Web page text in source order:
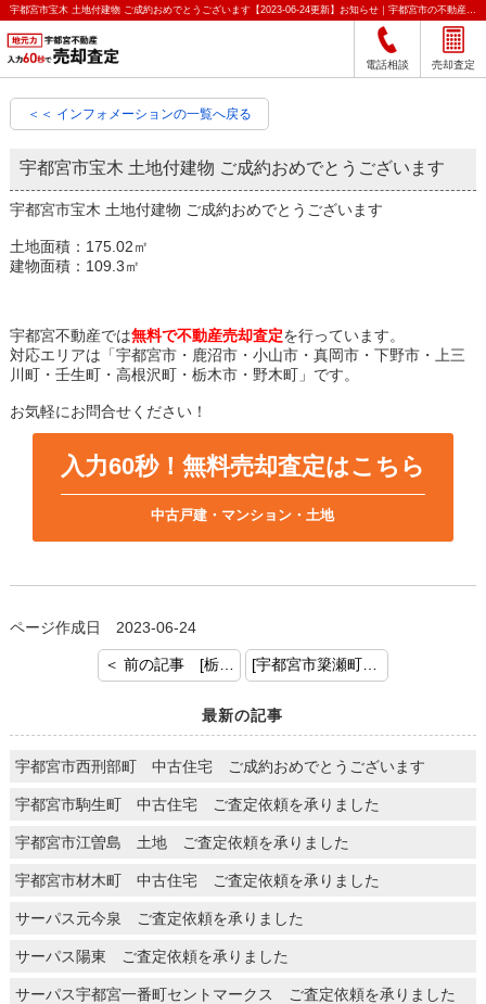
宇都宮市宝木 土地付建物 ご成約おめでとうございます【2023-06-24更新】お知らせ｜宇都宮市の不動産をクイック売却査定｜宇都宮不動産
電話相談 売却査定
＜＜ インフォメーションの一覧へ戻る
宇都宮市宝木 土地付建物 ご成約おめでとうございます
宇都宮市宝木 土地付建物 ご成約おめでとうございます
土地面積：175.02㎡
建物面積：109.3㎡
宇都宮不動産では無料で不動産売却査定を行っています。
対応エリアは「宇都宮市・鹿沼市・小山市・真岡市・下野市・上三
川町・壬生町・高根沢町・栃木市・野木町」です。
お気軽にお問合せください！
入力60秒！無料売却査定はこちら
中古戸建・マンション・土地
ページ作成日 2023-06-24
＜ 前の記事 [栃木市 土地建物 ご成約おめでとうございます] [宇都宮市簗瀬町 マンション ご売却のご依頼を頂きましてありがとうございます] 次の記事 ＞
最新の記事
宇都宮市西刑部町 中古住宅 ご成約おめでとうございます
宇都宮市駒生町 中古住宅 ご査定依頼を承りました
宇都宮市江曽島 土地 ご査定依頼を承りました
宇都宮市材木町 中古住宅 ご査定依頼を承りました
サーパス元今泉 ご査定依頼を承りました
サーパス陽東 ご査定依頼を承りました
サーパス宇都宮一番町セントマークス ご査定依頼を承りました